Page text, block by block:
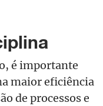
é importante
maior eficiência
de processos e